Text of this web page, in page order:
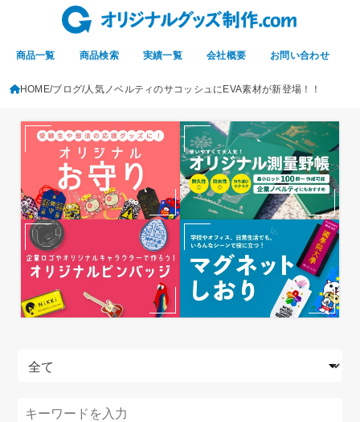
商品一覧 商品検索 実績一覧 会社概要 お問い合わせ
HOME ブログ 人気ノベルティのサコッシュにEVA素材が新登場！！